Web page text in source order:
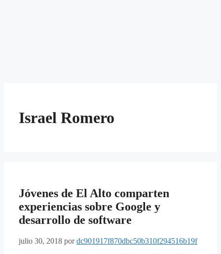
Israel Romero
Jóvenes de El Alto comparten
experiencias sobre Google y
desarrollo de software
julio 30, 2018 pordc901917f870dbc50b310f294516b19f